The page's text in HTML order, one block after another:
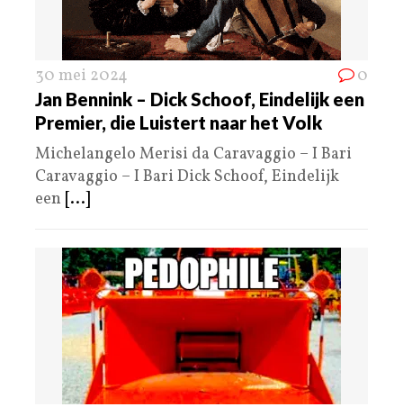
30 mei 2024 0
Jan Bennink – Dick Schoof, Eindelijk een
Premier, die Luistert naar het Volk
Michelangelo Merisi da Caravaggio – I Bari
Caravaggio – I Bari Dick Schoof, Eindelijk
een [...]